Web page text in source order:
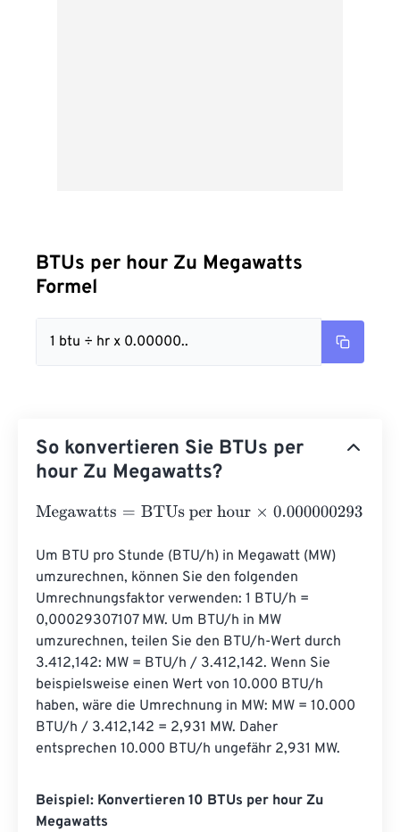
BTUs per hour Zu Megawatts
Formel
1 btu ÷ hr x 0.00000..
So konvertieren Sie BTUs per
hour Zu Megawatts?
Megawatts=BTUs per hour× 0.0000002931
Um BTU pro Stunde (BTU/h) in Megawatt (MW)
umzurechnen, können Sie den folgenden
Umrechnungsfaktor verwenden: 1 BTU/h =
0,00029307107 MW. Um BTU/h in MW
umzurechnen, teilen Sie den BTU/h-Wert durch
3.412,142: MW = BTU/h / 3.412,142. Wenn Sie
beispielsweise einen Wert von 10.000 BTU/h
haben, wäre die Umrechnung in MW: MW = 10.000
BTU/h / 3.412,142 = 2,931 MW. Daher
entsprechen 10.000 BTU/h ungefähr 2,931 MW.
Beispiel: Konvertieren 10 BTUs per hour Zu
Megawatts